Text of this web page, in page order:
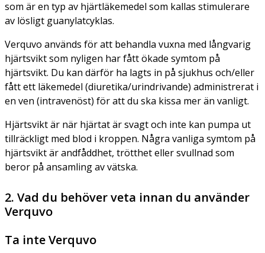
som är en typ av hjärtläkemedel som kallas stimulerare
av lösligt guanylatcyklas.
Verquvo används för att behandla vuxna med långvarig
hjärtsvikt som nyligen har fått ökade symtom på
hjärtsvikt. Du kan därför ha lagts in på sjukhus och/eller
fått ett läkemedel (diuretika/urindrivande) administrerat i
en ven (intravenöst) för att du ska kissa mer än vanligt.
Hjärtsvikt är när hjärtat är svagt och inte kan pumpa ut
tillräckligt med blod i kroppen. Några vanliga symtom på
hjärtsvikt är andfåddhet, trötthet eller svullnad som
beror på ansamling av vätska.
2. Vad du behöver veta innan du använder
Verquvo
Ta inte Verquvo